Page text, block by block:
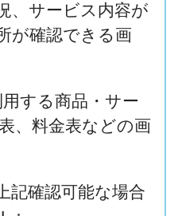
、サービス内容が
が確認できる画
する商品・サー
、料金表などの画
記確認可能な場合